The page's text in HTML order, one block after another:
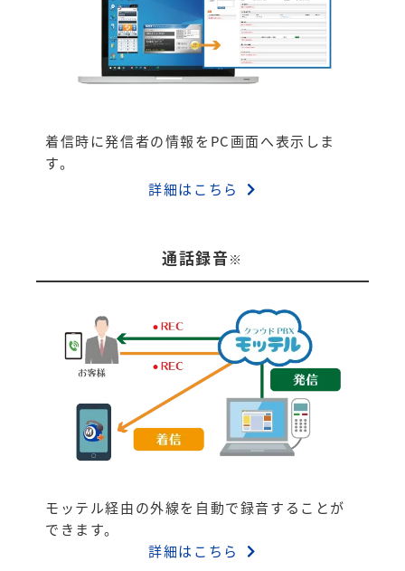
着信時に発信者の情報をPC画面へ表示しま
す。
詳細はこちら
通話録音 ※
モッテル経由の外線を自動で録音することが
できます。
詳細はこちら